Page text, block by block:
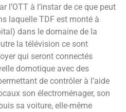
l’OTT à l’instar de ce que peut
laquelle TDF est monté à
dans le domaine de la
la télévision ce sont
qui seront connectés
domotique avec des
de contrôler à l’aide
son électroménager, son
sa voiture, elle-même